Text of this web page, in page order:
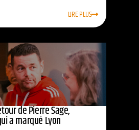
LIRE PLUS
de Pierre Sage,
a marqué Lyon